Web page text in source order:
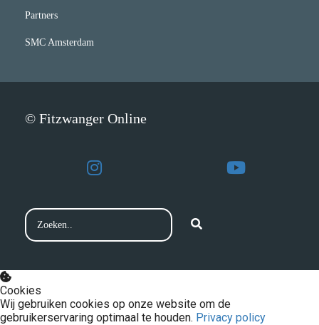
Partners
SMC Amsterdam
© Fitzwanger Online
Cookies
Wij gebruiken cookies op onze website om de
gebruikerservaring optimaal te houden. Privacy policy